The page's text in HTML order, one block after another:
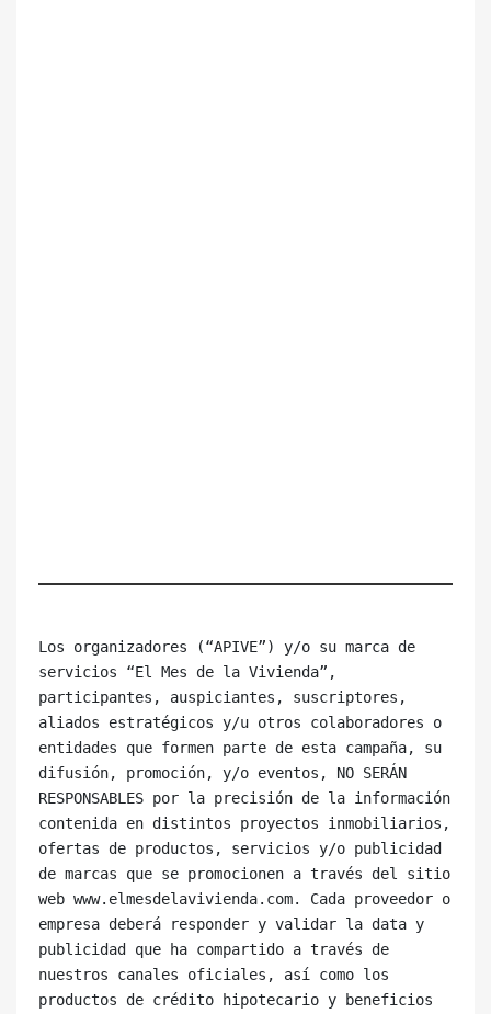
Los organizadores (“APIVE”) y/o su marca de
servicios “El Mes de la Vivienda”,
participantes, auspiciantes, suscriptores,
aliados estratégicos y/u otros colaboradores o
entidades que formen parte de esta campaña, su
difusión, promoción, y/o eventos, NO SERÁN
RESPONSABLES por la precisión de la información
contenida en distintos proyectos inmobiliarios,
ofertas de productos, servicios y/o publicidad
de marcas que se promocionen a través del sitio
web www.elmesdelavivienda.com. Cada proveedor o
empresa deberá responder y validar la data y
publicidad que ha compartido a través de
nuestros canales oficiales, así como los
productos de crédito hipotecario y beneficios